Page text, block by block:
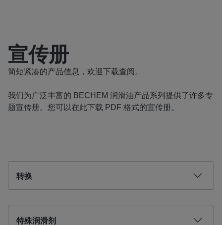
宣传册
简短紧凑的产品信息，欢迎下载查阅。
我们为广泛丰富的 BECHEM 润滑油产品系列提供了许多专
题宣传册。您可以在此下载 PDF 格式的宣传册。
转换
特殊润滑剂